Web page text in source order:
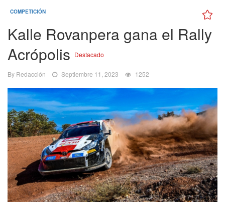
COMPETICIÓN
Kalle Rovanpera gana el Rally
Acrópolis Destacado
By Redacción Septiembre 11, 2023 1252